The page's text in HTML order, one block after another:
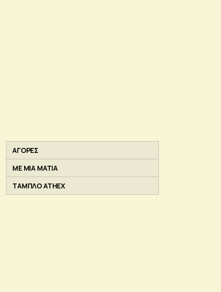
ΑΓΟΡΕΣ
ΜΕ ΜΙΑ ΜΑΤΙΑ
ΤΑΜΠΛΟ ATHEX